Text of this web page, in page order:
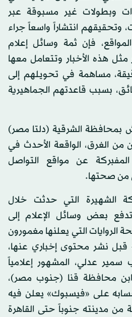
وبطولات غير مسبوقة عبر
وتحقيقهم انتشاراً واسعاً جراء
فإن ثمة وسائل إعلام
هذه الأخبار وتتعامل معها
مساهمة في تحويلهم إلى
بسبب قاعدتهم الجماهيرية
بمحافظة الشرقية (دلتا مصر)
من الغرق، الواقعة الأحدث في
عن مواقع التواصل
من صحتها.
الشهيرة التي حدثت خلال
تدفع بعض وسائل الإعلام إلى
الروايات التي يعلنها مغمورون
قبل نشر محتوى إخباري عنها،
سمير عدلي، المشهور إعلامياً
ابن محافظة قنا (جنوب مصر)،
على «فيسبوك» يعلن فيه
من مدينته جنوباً حتى القاهرة